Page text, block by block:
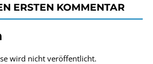
ERSTEN KOMMENTAR
wird nicht veröffentlicht.